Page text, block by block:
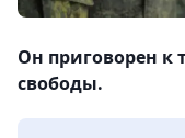
Он приговорен к
свободы.